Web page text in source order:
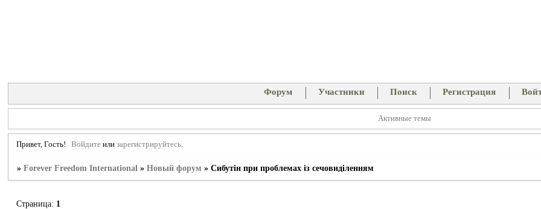
Форум Участники Поиск Регистрация
Активные темы
Привет, Гость! Войдите илизарегистрируйтесь
»Forever Freedom International »Новый форум »Сибутін при проблемах із сечовиділенням
Страница: 1